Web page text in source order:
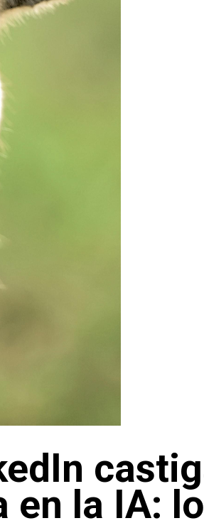
en la IA: